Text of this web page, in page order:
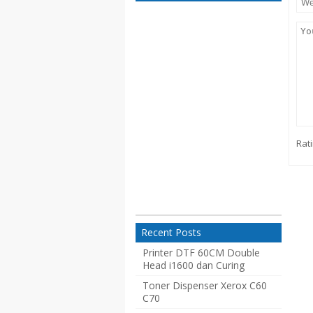
Recent Posts
Printer DTF 60CM Double
Head i1600 dan Curing
Toner Dispenser Xerox C60
C70